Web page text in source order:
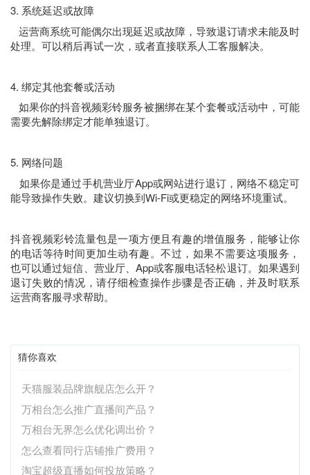
3. 系统延迟或故障
运营商系统可能偶尔出现延迟或故障，导致退订请求未能及时
处理。可以稍后再试一次，或者直接联系人工客服解决。
4. 绑定其他套餐或活动
如果你的抖音视频彩铃服务被捆绑在某个套餐或活动中，可能
需要先解除绑定才能单独退订。
5. 网络问题
如果你是通过手机营业厅App或网站进行退订，网络不稳定可
能导致操作失败。建议切换到Wi-Fi或更稳定的网络环境重试。
抖音视频彩铃流量包是一项方便且有趣的增值服务，能够让你
的电话等待时间更加生动有趣。不过，如果不需要这项服务，
也可以通过短信、营业厅、App或客服电话轻松退订。如果遇到
退订失败的情况，请仔细检查操作步骤是否正确，并及时联系
运营商客服寻求帮助。
猜你喜欢
天猫服装品牌旗舰店怎么开？
万相台怎么推广直播间产品？
万相台无界怎么优化调出价？
怎么查看同行店铺推广费用？
淘宝超级直播如何投放策略？